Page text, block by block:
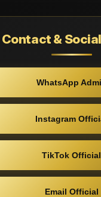
Contact &
WhatsApp
Instagram
TikTok Official
Email Official